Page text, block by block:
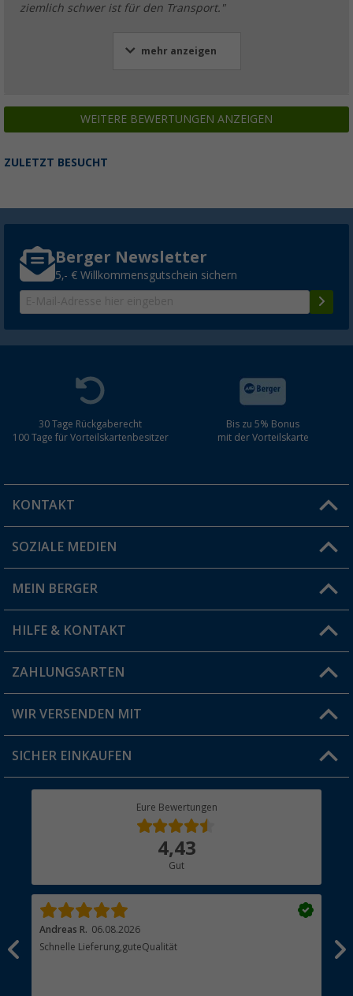
ziemlich schwer ist für den Transport."
mehr anzeigen
WEITERE BEWERTUNGEN ANZEIGEN
ZULETZT BESUCHT
Berger Newsletter
5,- € Willkommensgutschein sichern
30 Tage Rückgaberecht
100 Tage für Vorteilskartenbesitzer
Bis zu 5% Bonus
mit der Vorteilskarte
KONTAKT
Du hast eine Frage?
Filiale finden
SOZIALE MEDIEN
MEIN BERGER
Vorteilskarte
Blog
Jobs & Karriere
HILFE & KONTAKT
FAQ & Kontakt
Versandinformationen
Rücksendung
ZAHLUNGSARTEN
WIR VERSENDEN MIT
SICHER EINKAUFEN
Eure Bewertungen
4,43
Gut
Andreas R. 06.08.2026
Schnelle Lieferung,guteQualität